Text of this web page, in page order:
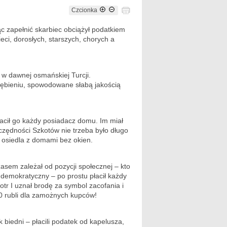
Czcionka
skarbiec obciążył podatkiem
dorosłych, starszych, chorych a
dawnej osmańskiej Turcji.
spowodowane słabą jakością
go każdy posiadacz domu. Im miał
Szkotów nie trzeba było długo
z domami bez okien.
zależał od pozycji społecznej – kto
– po prostu płacił każdy
I uznał brodę za symbol zacofania i
rubli dla zamożnych kupców!
– płacili podatek od kapelusza,